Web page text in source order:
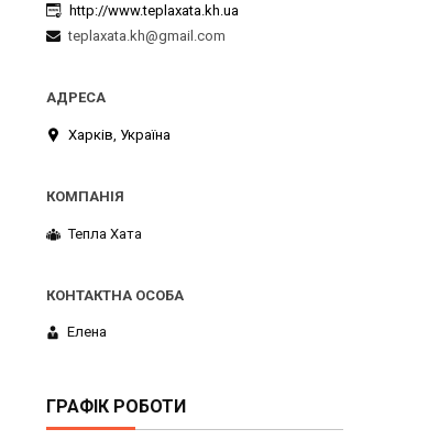
http://www.teplaxata.kh.ua
teplaxata.kh@gmail.com
Харків, Україна
Тепла Хата
Елена
ГРАФІК РОБОТИ